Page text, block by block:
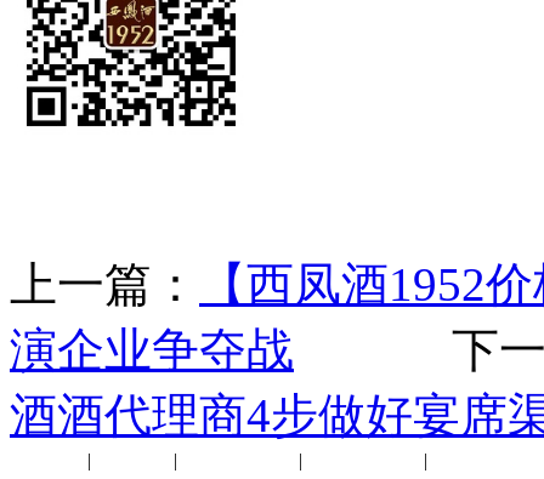
上一篇：
【西凤酒1952
演企业争夺战 下一
酒酒代理商4步做好宴席
| | | |